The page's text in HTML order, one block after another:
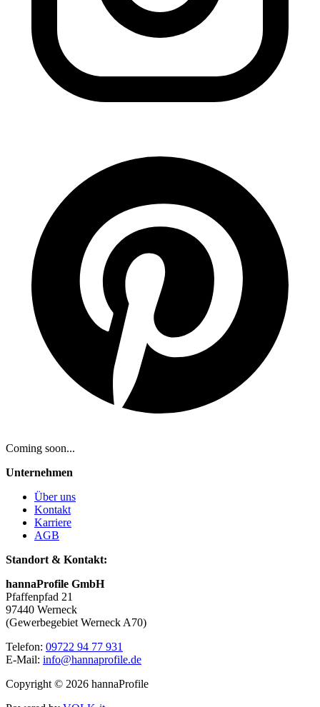
Coming soon...
Unternehmen
Über uns
Kontakt
Karriere
AGB
Standort & Kontakt:
hannaProfile GmbH
Pfaffenpfad 21
97440 Werneck
(Gewerbegebiet Werneck A70)
Telefon: 09722 94 77 931
E-Mail: info@hannaprofile.de
Copyright © 2026 hannaProfile